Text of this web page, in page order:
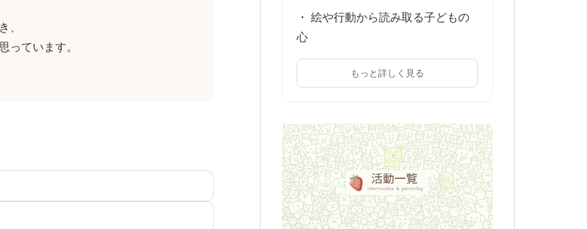
、
っています。
・ 絵や行動から読み取る子どもの
心
もっと詳しく見る